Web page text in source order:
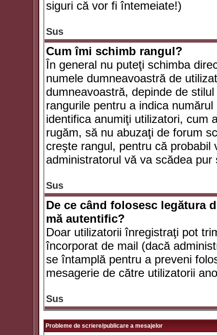
siguri că vor fi întemeiate!)
Sus
Cum îmi schimb rangul?
În general nu puteţi schimba
numele dumneavoastră de
dumneavoastră, depinde de
rangurile pentru a indica
identifica anumiţi utilizatori, cum
rugăm, să nu abuzaţi de forum
creşte rangul, pentru că
administratorul vă va scădea
Sus
De ce când folosesc legătura
mă autentific?
Doar utilizatorii înregistraţi pot
încorporat de mail (dacă
se întamplă pentru a preveni
mesagerie de către utilizatorii
Sus
Probleme de scriere/publicare a mesajelor